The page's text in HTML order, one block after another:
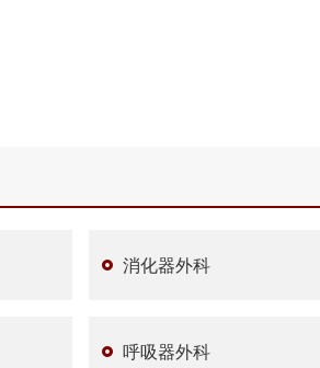
消化器外科
呼吸器外科